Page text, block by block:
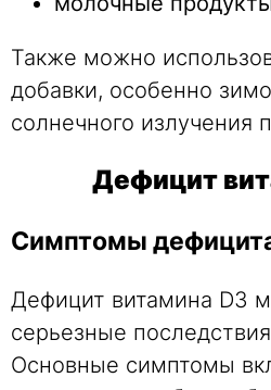
Также можно
добавки, особенно
солнечного излучения
Дефицит
Симптомы
Дефицит витамина D3
серьезные
Основные симптомы